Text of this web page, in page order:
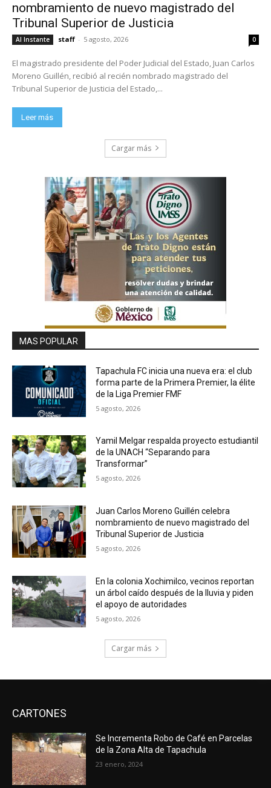
nombramiento de nuevo magistrado del
Tribunal Superior de Justicia
Al Instante staff - 5 agosto, 2026 0
El magistrado presidente del Poder Judicial del Estado, Juan Carlos
Moreno Guillén, recibió al recién nombrado magistrado del
Tribunal Superior de Justicia del Estado,...
Leer más
Cargar más
MAS POPULAR
Tapachula FC inicia una nueva era: el club
forma parte de la Primera Premier, la élite
de la Liga Premier FMF
5 agosto, 2026
Yamil Melgar respalda proyecto estudiantil
de la UNACH “Separando para
Transformar”
5 agosto, 2026
Juan Carlos Moreno Guillén celebra
nombramiento de nuevo magistrado del
Tribunal Superior de Justicia
5 agosto, 2026
En la colonia Xochimilco, vecinos reportan
un árbol caído después de la lluvia y piden
el apoyo de autoridades
5 agosto, 2026
Cargar más
CARTONES
Se Incrementa Robo de Café en Parcelas
de la Zona Alta de Tapachula
23 enero, 2024